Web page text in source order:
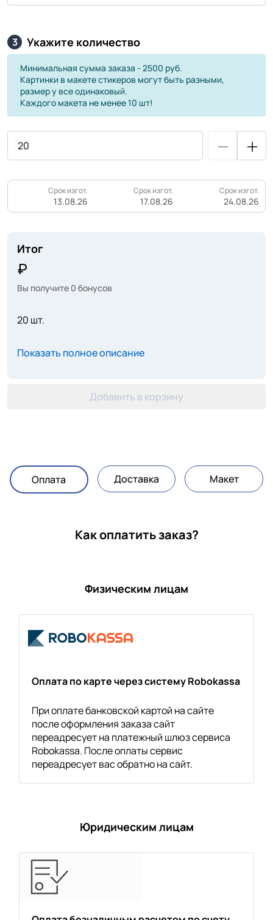
3 Укажите количество
Минимальная сумма заказа - 2500 руб.
Картинки в макете стикеров могут быть разными,
размер у все одинаковый.
Каждого макета не менее 10 шт!
Срок изгот.
13.08.26
Срок изгот.
17.08.26
Срок изгот.
24.08.26
Итог
Вы получите 0 бонусов
20 шт.
Показать полное описание
Добавить в корзину
Оплата Доставка Макет
Как оплатить заказ?
Физическим лицам
Оплата по карте через систему Robokassa
При оплате банковской картой на сайте
после оформления заказа сайт
переадресует на платежный шлюз сервиса
Robokassa. После оплаты сервис
переадресует вас обратно на сайт.
Юридическим лицам